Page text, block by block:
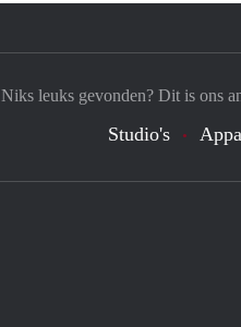
Niks leuks gevonden? Dit is ons
Studio's